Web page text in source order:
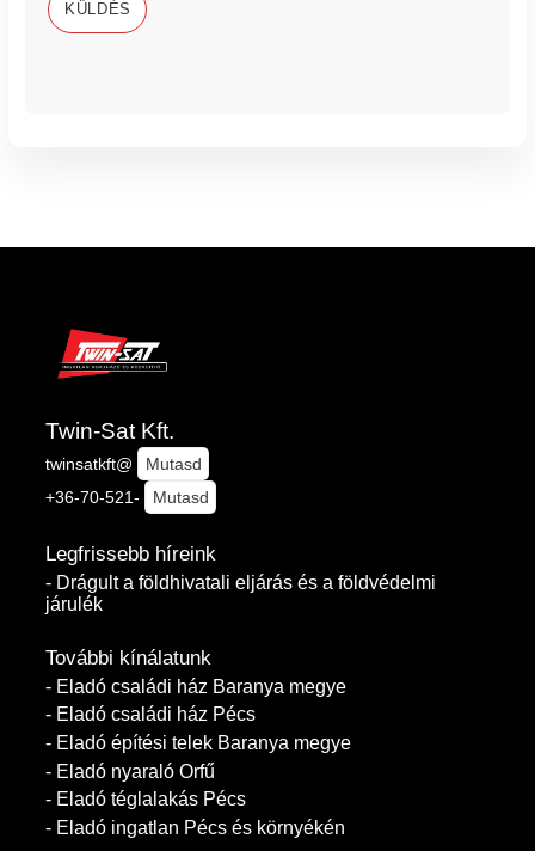
KÜLDÉS
Twin-Sat Kft.
twinsatkft@
Mutasd
+36-70-521-
Mutasd
Legfrissebb híreink
- Drágult a földhivatali eljárás és a földvédelmi
járulék
További kínálatunk
- Eladó családi ház Baranya megye
- Eladó családi ház Pécs
- Eladó építési telek Baranya megye
- Eladó nyaraló Orfű
- Eladó téglalakás Pécs
- Eladó ingatlan Pécs és környékén